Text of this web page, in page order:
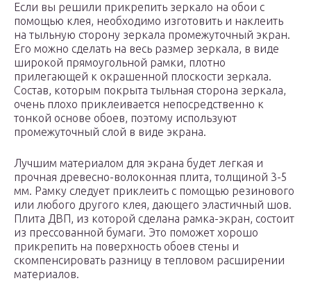
Если вы решили прикрепить зеркало на обои с
помощью клея, необходимо изготовить и наклеить
на тыльную сторону зеркала промежуточный экран.
Его можно сделать на весь размер зеркала, в виде
широкой прямоугольной рамки, плотно
прилегающей к окрашенной плоскости зеркала.
Состав, которым покрыта тыльная сторона зеркала,
очень плохо приклеивается непосредственно к
тонкой основе обоев, поэтому используют
промежуточный слой в виде экрана.
Лучшим материалом для экрана будет легкая и
прочная древесно-волоконная плита, толщиной 3-5
мм. Рамку следует приклеить с помощью резинового
или любого другого клея, дающего эластичный шов.
Плита ДВП, из которой сделана рамка-экран, состоит
из прессованной бумаги. Это поможет хорошо
прикрепить на поверхность обоев стены и
скомпенсировать разницу в тепловом расширении
материалов.